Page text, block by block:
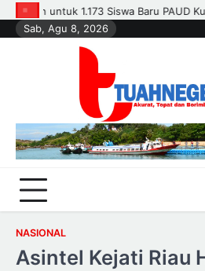
Skip
to
Kandis dan Petani Bersinergi, Jaga
Sab, Agu 8, 2026
NASIONAL
Asintel Kejati Riau